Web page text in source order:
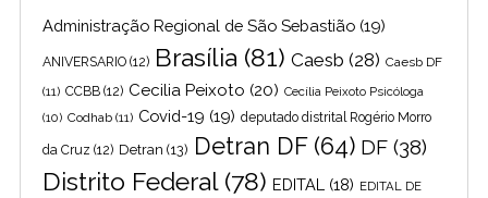
Administração Regional de São Sebastião (19)
ANIVERSARIO (12) Brasília (81) Caesb (28) Caesb DF
(11) CCBB (12) Cecilia Peixoto (20) Cecília Peixoto Psicóloga
(10) Codhab (11) Covid-19 (19) deputado distrital Rogério Morro
da Cruz (12) Detran (13) Detran DF(64) DF (38)
Distrito Federal(78) EDITAL (18) EDITAL DE